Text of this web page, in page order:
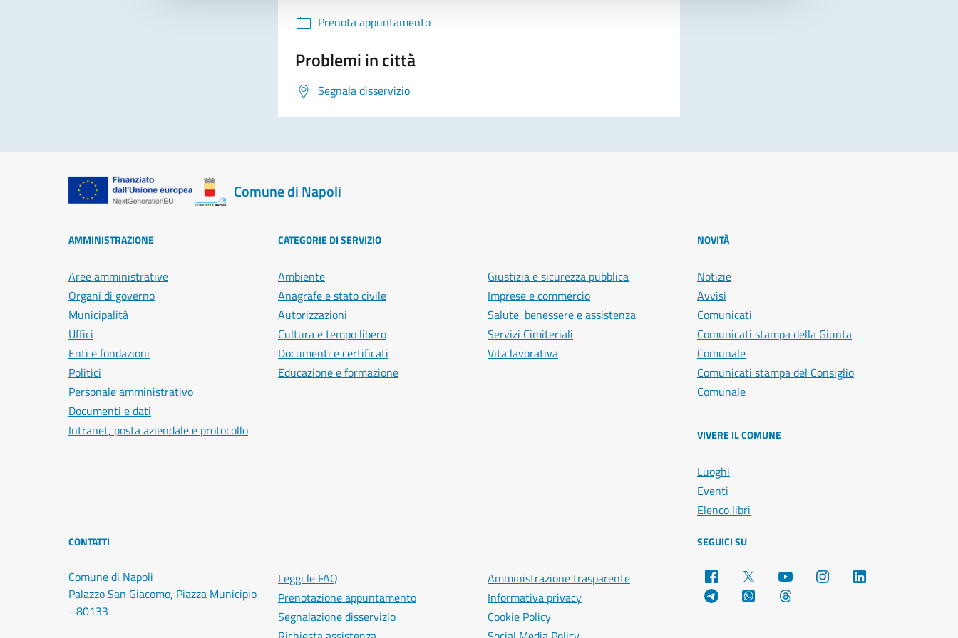
Prenota appuntamento
Problemi in città
Segnala disservizio
Comune di Napoli
AMMINISTRAZIONE
Aree amministrative
Organi di governo
Municipalità
Uffici
Enti e fondazioni
Politici
Personale amministrativo
Documenti e dati
Intranet, posta aziendale e protocollo
CATEGORIE DI SERVIZIO
Ambiente
Anagrafe e stato civile
Autorizzazioni
Cultura e tempo libero
Documenti e certificati
Educazione e formazione
Giustizia e sicurezza pubblica
Imprese e commercio
Salute, benessere e assistenza
Servizi Cimiteriali
Vita lavorativa
NOVITÀ
Notizie
Avvisi
Comunicati
Comunicati stampa della Giunta
Comunale
Comunicati stampa del Consiglio
Comunale
VIVERE IL COMUNE
Luoghi
Eventi
Elenco libri
CONTATTI
Comune di Napoli
Palazzo San Giacomo, Piazza Municipio
- 80133
Leggi le FAQ
Prenotazione appuntamento
Segnalazione disservizio
Amministrazione trasparente
Informativa privacy
Cookie Policy
SEGUICI SU
Facebook YouTube Instagram
Telegram WhatsApp